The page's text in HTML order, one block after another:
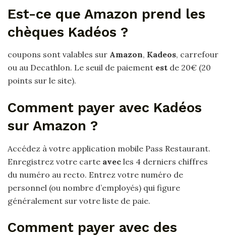
Est-ce que Amazon prend les
chèques Kadéos ?
coupons sont valables sur Amazon, Kadeos, carrefour
ou au Decathlon. Le seuil de paiement est de 20€ (20
points sur le site).
Comment payer avec Kadéos
sur Amazon ?
Accédez à votre application mobile Pass Restaurant.
Enregistrez votre carte avec les 4 derniers chiffres
du numéro au recto. Entrez votre numéro de
personnel (ou nombre d’employés) qui figure
généralement sur votre liste de paie.
Comment payer avec des